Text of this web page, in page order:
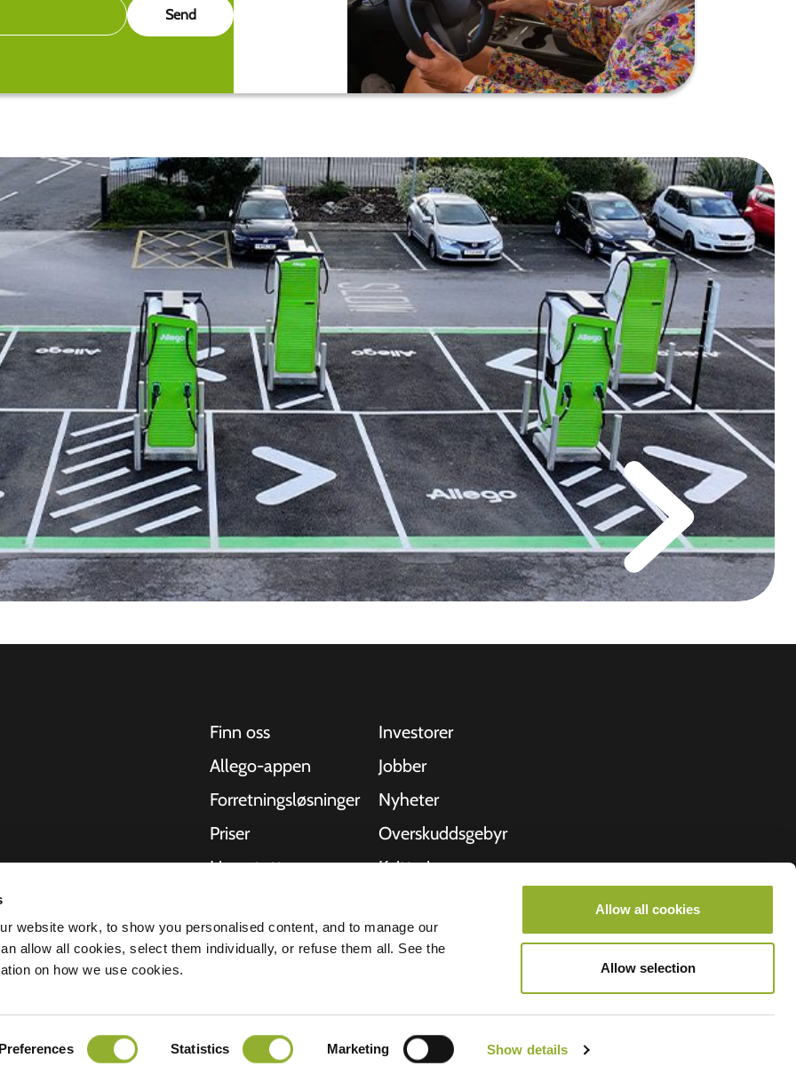
website work, to show you personalised content, and to manage our
allow all cookies, select them individually, or refuse them all. See the
on how we use cookies.
Preferences Statistics Marketing Show details
Allow all cookies
Allow selection
busser og
å levere den
til
Finn oss
Allego-appen
Forretningsløsninger
Priser
Live-støtte
-leverandører
Investorer
Jobber
Nyheter
Overskuddsgebyr
Kvittering
Stroometiket
Alle rettigheter forbeholdt © 2026 - Allego BV
Ansvarsfraskrivelse